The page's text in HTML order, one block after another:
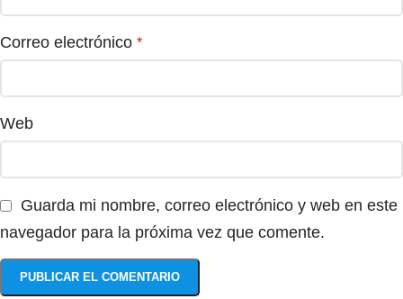
Correo electrónico *
Web
Guarda mi nombre, correo electrónico y web en este
navegador para la próxima vez que comente.